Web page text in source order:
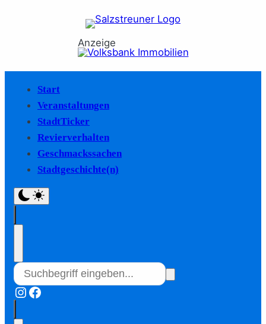
Anzeige
Start
Veranstaltungen
StadtTicker
Revierverhalten
Geschmackssachen
Stadtgeschichte(n)
Instagram
Facebook